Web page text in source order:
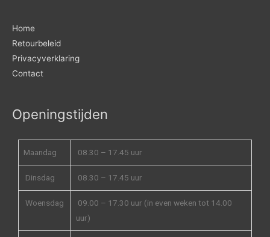
Home
Retourbeleid
Privacyverklaring
Contact
Openingstijden
Maandag 08.30 – 17.45 uur
Dinsdag 08.30 – 17.45 uur
Woensdag
09.00 – 17.30 uur (in even weken tot 14.00
uur)